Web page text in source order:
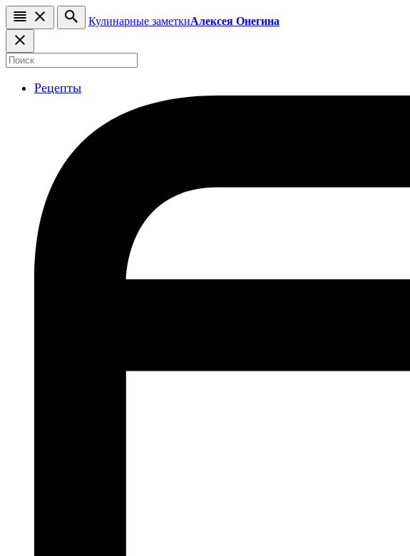
Кулинарные заметкиАлексея Онегина
Рецепты